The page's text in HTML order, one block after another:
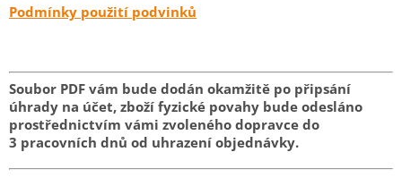
Podmínky použití podvinků
Soubor PDF vám bude dodán okamžitě po připsání
úhrady na účet, zboží fyzické povahy bude odesláno
prostřednictvím vámi zvoleného dopravce do
3 pracovních dnů od uhrazení objednávky.